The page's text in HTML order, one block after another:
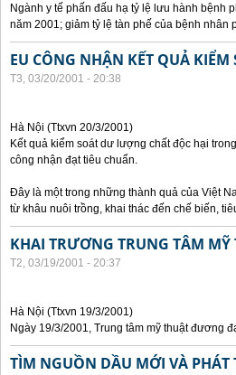
Ngành y tế phấn đấu hạ tỷ lệ lưu hành bệnh
năm 2001; giảm tỷ lệ tàn phế của bệnh nhân
EU CÔNG NHẬN KẾT QUẢ
T3, 03/20/2001 - 20:38
Hà Nội (Ttxvn 20/3/2001)
Kết quả kiểm soát dư lượng chất độc hại
công nhận đạt tiêu chuẩn.
Đây là một trong những thành quả của Việt
từ khâu nuôi trồng, khai thác đến chế biến,
KHAI TRƯƠNG TRUNG TÂM
T2, 03/19/2001 - 20:37
Hà Nội (Ttxvn 19/3/2001)
Ngày 19/3/2001, Trung tâm mỹ thuật đương
TÌM NGUỒN DẦU MỚI VÀ PHÁT